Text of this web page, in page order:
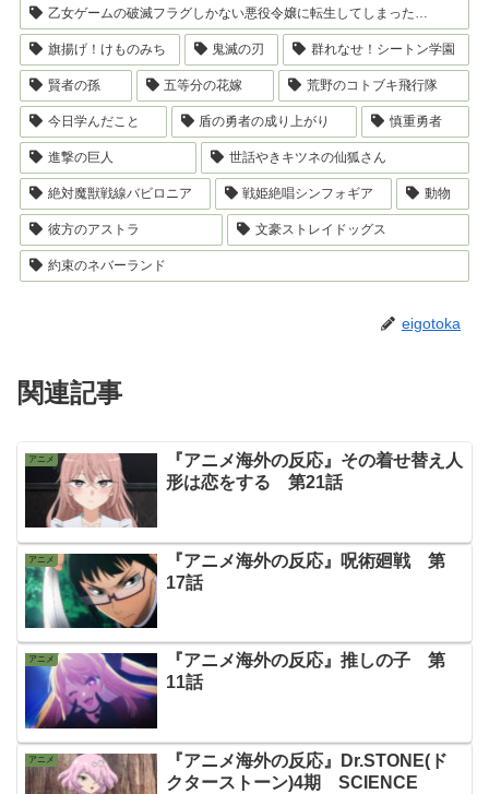
乙女ゲームの破滅フラグしかない悪役令嬢に転生してしまった…
旗揚げ！けものみち 鬼滅の刃 群れなせ！シートン学園
賢者の孫 五等分の花嫁 荒野のコトブキ飛行隊
今日学んだこと 盾の勇者の成り上がり 慎重勇者
進撃の巨人 世話やきキツネの仙狐さん
絶対魔獣戦線バビロニア 戦姫絶唱シンフォギア 動物
彼方のアストラ 文豪ストレイドッグス
約束のネバーランド
eigotoka
関連記事
アニメ
『アニメ海外の反応』その着せ替え人
形は恋をする 第21話
アニメ
『アニメ海外の反応』呪術廻戦 第
17話
アニメ
『アニメ海外の反応』推しの子 第
11話
アニメ
『アニメ海外の反応』Dr.STONE(ド
クターストーン)4期 SCIENCE